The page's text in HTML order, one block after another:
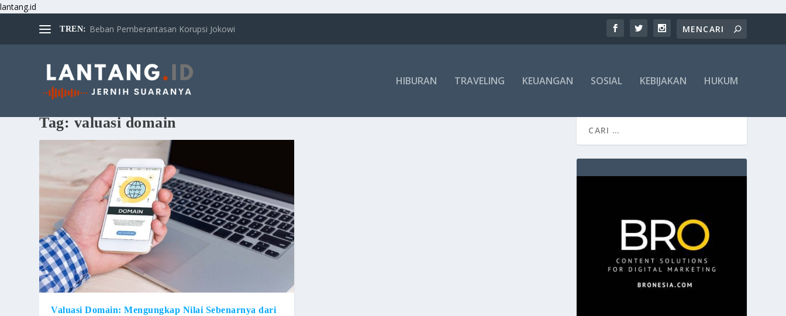
lantang.id
TREN: Beban Pemberantasan Korupsi Jokowi
HIBURAN TRAVELING KEUANGAN SOSIAL KEBIJAKAN HUKUM
Tag:valuasi domain
Valuasi Domain: Mengungkap Nilai Sebenarnya dari